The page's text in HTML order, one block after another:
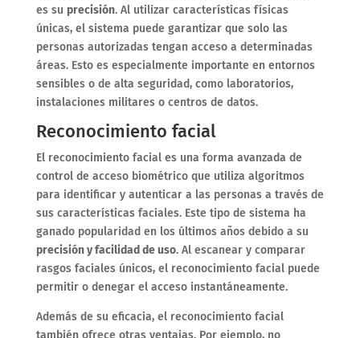
es su precisión. Al utilizar características físicas
únicas, el sistema puede garantizar que solo las
personas autorizadas tengan acceso a determinadas
áreas. Esto es especialmente importante en entornos
sensibles o de alta seguridad, como laboratorios,
instalaciones militares o centros de datos.
Reconocimiento facial
El reconocimiento facial es una forma avanzada de
control de acceso biométrico que utiliza algoritmos
para identificar y autenticar a las personas a través de
sus características faciales. Este tipo de sistema ha
ganado popularidad en los últimos años debido a su
precisión y facilidad de uso. Al escanear y comparar
rasgos faciales únicos, el reconocimiento facial puede
permitir o denegar el acceso instantáneamente.
Además de su eficacia, el reconocimiento facial